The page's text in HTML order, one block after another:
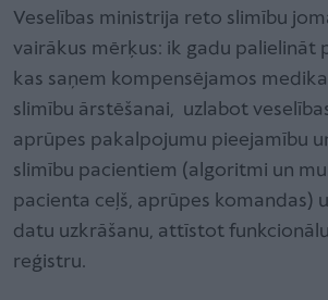
Veselības ministrija reto slimību
vairākus mērķus: ik gadu palielināt
kas saņem kompensējamos
slimību ārstēšanai, uzlabot
aprūpes pakalpojumu pieejamību
slimību pacientiem (algoritmi un
pacienta ceļš, aprūpes komandas)
datu uzkrāšanu, attīstot
reģistru.